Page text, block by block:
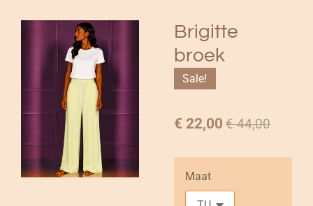
Brigitte
broek
Sale!
€ 22,00 € 44,00
Maat